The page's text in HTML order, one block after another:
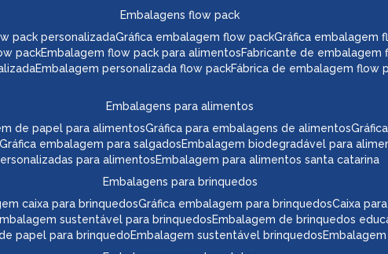
embalagens flow pack
pack personalizada
gráfica embalagem flow pack
gráfica embalagem
embalagem flow pack para alimentos fabricante de embalagem
embalagem personalizada flow pack
pack
fábrica de embalagem flow
embalagens para alimentos
de papel para alimentos
gráfica para embalagens de alimentos
gráfica embalagem para salgados embalagem biodegradável para
para alimentos embalagem para alimentos santa catarina
embalagens para brinquedos
caixa para brinquedos
gráfica embalagem para brinquedos
caixa
embalagem sustentável para brinquedos embalagem de brinquedos
de papel para brinquedo embalagem sustentável brinquedos